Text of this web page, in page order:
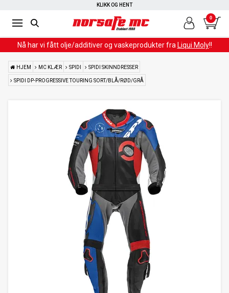
KLIKK OG HENT
0
Nå har vi fått olje/additiver og vaskeprodukter fra Liqui Moly!!
HJEM MC KLÆR SPIDI SPIDI SKINNDRESSER
SPIDI DP-PROGRESSIVE TOURING SORT/BLÅ/RØD/GRÅ